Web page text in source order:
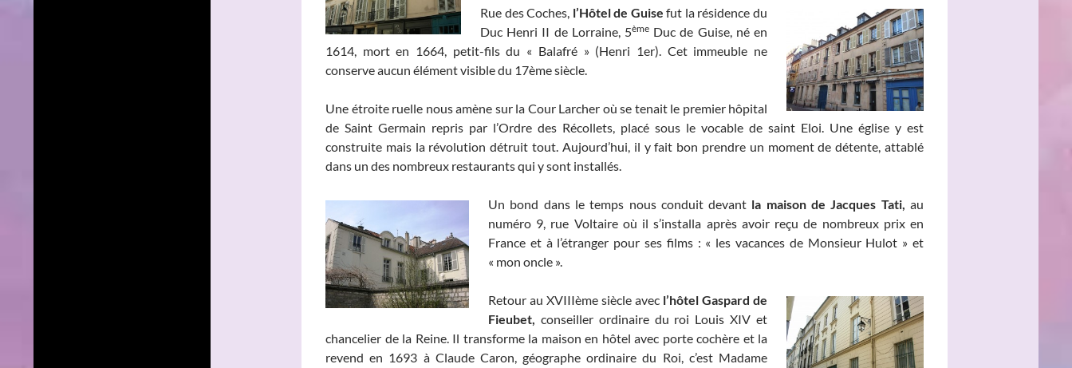
Rue des Coches, l’Hôtel de Guise fut la résidence du
Duc Henri II de Lorraine, 5ème Duc de Guise, né en
1614, mort en 1664, petit-fils du « Balafré » (Henri 1er). Cet immeuble ne
conserve aucun élément visible du 17ème siècle.
Une étroite ruelle nous amène sur la Cour Larcher où se tenait le premier hôpital
de Saint Germain repris par l’Ordre des Récollets, placé sous le vocable de saint Eloi. Une église y est
construite mais la révolution détruit tout. Aujourd’hui, il y fait bon prendre un moment de détente, attablé
dans un des nombreux restaurants qui y sont installés.
Un bond dans le temps nous conduit devant la maison de Jacques Tati, au
numéro 9, rue Voltaire où il s’installa après avoir reçu de nombreux prix en
France et à l’étranger pour ses films : « les vacances de Monsieur Hulot » et
« mon oncle ».
Retour au XVIIIème siècle avec l’hôtel Gaspard de
Fieubet, conseiller ordinaire du roi Louis XIV et
chancelier de la Reine. Il transforme la maison en hôtel avec porte cochère et la
revend en 1693 à Claude Caron, géographe ordinaire du Roi, c’est Madame